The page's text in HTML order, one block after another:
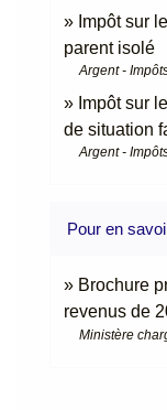
Impôt sur
parent isolé
Argent -
Impôt sur
de situation
Argent -
Pour en
Brochure
revenus de
Ministère